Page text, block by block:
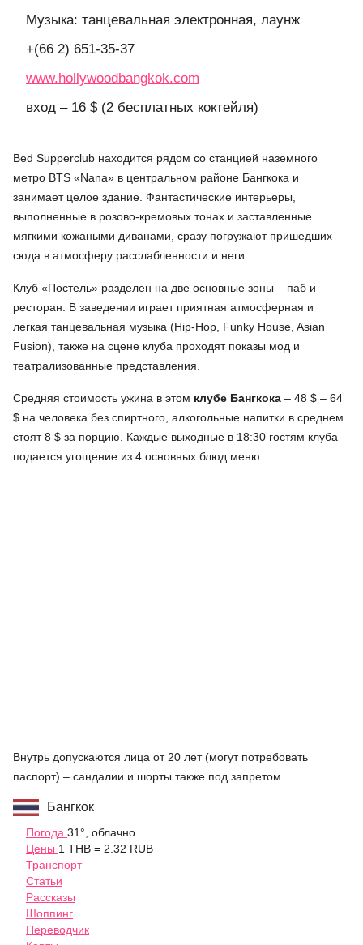
Музыка: танцевальная электронная, лаунж
+(66 2) 651-35-37
www.hollywoodbangkok.com
вход – 16 $ (2 бесплатных коктейля)
Bed Supperclub находится рядом со станцией наземного
метро BTS «Nana» в центральном районе Бангкока и
занимает целое здание. Фантастические интерьеры,
выполненные в розово-кремовых тонах и заставленные
мягкими кожаными диванами, сразу погружают пришедших
сюда в атмосферу расслабленности и неги.
Клуб «Постель» разделен на две основные зоны – паб и
ресторан. В заведении играет приятная атмосферная и
легкая танцевальная музыка (Hip-Hop, Funky House, Asian
Fusion), также на сцене клуба проходят показы мод и
театрализованные представления.
Средняя стоимость ужина в этом клубе Бангкока – 48 $ – 64
$ на человека без спиртного, алкогольные напитки в среднем
стоят 8 $ за порцию. Каждые выходные в 18:30 гостям клуба
подается угощение из 4 основных блюд меню.
Внутрь допускаются лица от 20 лет (могут потребовать
паспорт) – сандалии и шорты также под запретом.
Бангкок
Погода 31°, облачно
Цены 1 THB = 2.32 RUB
Транспорт
Статьи
Рассказы
Шоппинг
Переводчик